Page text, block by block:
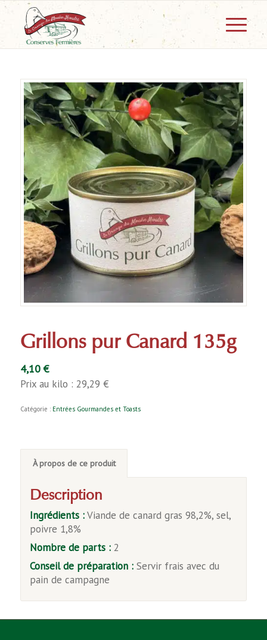
Grillons pur Canard 135g
4,10€
Prix au kilo : 29,29 €
Catégorie : Entrées Gourmandes et Toasts
À propos de ce produit
Description
Ingrédients :Viande de canard gras 98,2%, sel,
poivre 1,8%
Nombre de parts :2
Conseil de préparation :Servir frais avec du
pain de campagne